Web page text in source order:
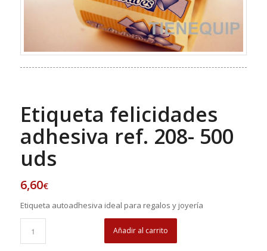
Etiqueta felicidades
adhesiva ref. 208- 500
uds
6,60€
Etiqueta autoadhesiva ideal para regalos y joyería
Añadir al carrito